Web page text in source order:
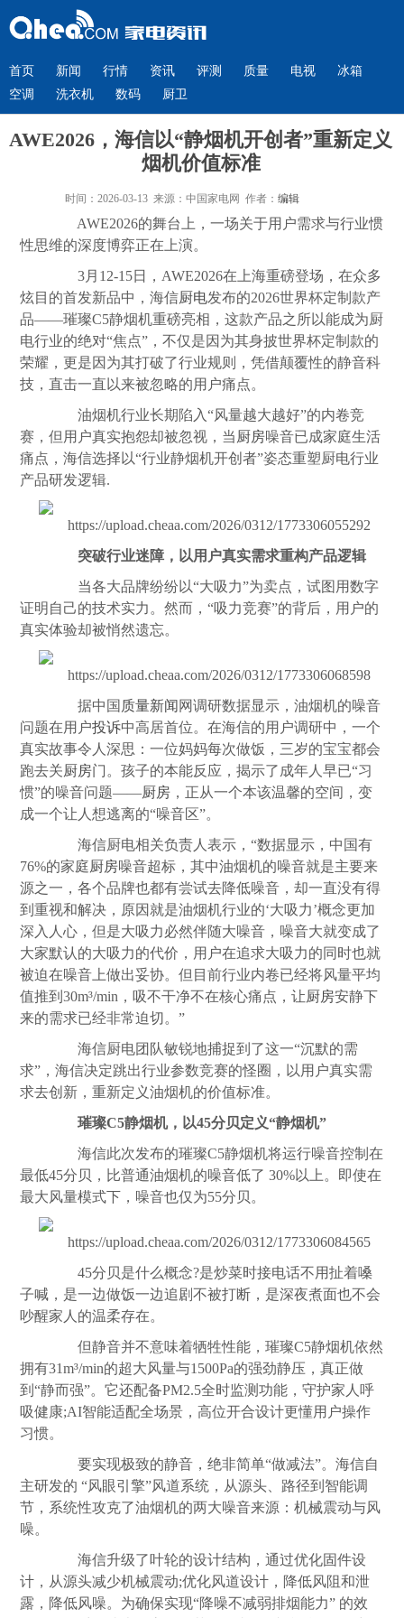
首页 新闻 行情 资讯 评测 质量 电视
冰箱
空调
洗衣机 数码 厨卫
AWE2026，海信以“静烟机开创者”重新定义
烟机价值标准
时间：2026-03-13 来源：中国家电网 作者： 编辑
AWE2026的舞台上，一场关于用户需求与行业惯
性思维的深度博弈正在上演。
3月12-15日，AWE2026在上海重磅登场，在众多
炫目的首发新品中，海信厨电发布的2026世界杯定制款产
品——璀璨C5静烟机重磅亮相，这款产品之所以能成为厨
电行业的绝对“焦点”，不仅是因为其身披世界杯定制款的
荣耀，更是因为其打破了行业规则，凭借颠覆性的静音科
技，直击一直以来被忽略的用户痛点。
油烟机行业长期陷入“风量越大越好”的内卷竞
赛，但用户真实抱怨却被忽视，当 厨房噪音已成家庭生活
痛点，海信选择以“行业静烟机开创者”姿态重塑厨电行业
产品研发逻辑.
突破行业迷障，以用户真实需求重构产品逻辑
当各大品牌纷纷以“大吸力”为卖点，试图用数字
证明自己的技术实力。然而，“吸力竞赛”的背后，用户的
真实体验却被悄然遗忘。
据中国 质量新闻 网调研数据显示，油烟机的噪音
问题在用户投诉中高居首位。在海信的用户调研中，一个
真实故事令人深思：一位妈妈每次做饭，三岁的宝宝都会
跑去关厨房门。孩子的本能反应，揭示了成年人早已“习
惯”的噪音问题——厨房 ，正从一个本该温馨的空间，变
成一个让人想逃离的“噪音区”。
海信厨电相关负责人表示，“数据显示，中国有
76%的家庭厨房噪音超标，其中油烟机的噪音就是主要来
源之一，各个品牌也都有尝试去降低噪音，却一直没有得
到重视和解决，原因就是油烟机行业的‘大吸力’概念更加
深入人心，但是大吸力必然伴随大噪音，噪音大就变成了
大家默认的大吸力的代价，用户在追求大吸力的同时也就
被迫在噪音上做出妥协。但目前行业内卷已经将风量平均
值推到30m³/min，吸不干净不在核心痛点，让厨房安静下
来的需求已经非常迫切。”
海信厨电团队敏锐地捕捉到了这一“沉默的需
求”，海信决定跳出行业参数竞赛的怪圈，以用户真实需
求去创新，重新定义油烟机的价值标准。
璀璨C5静烟机，以45分贝定义“静烟机”
海信此次发布的璀璨C5静烟机将运行噪音控制在
最低45分贝，比普通油烟机的噪音低了 30%以上。即使在
最大风量模式下，噪音也仅为55分贝。
45分贝是什么概念?是炒菜时接电话不用扯着嗓
子喊，是一边做饭一边追剧不被打断，是深夜煮面也不会
吵醒家人的温柔存在。
但静音并不意味着牺牲性能，璀璨C5静烟机依然
拥有31m³/min的超大风量与1500Pa的强劲静压，真正做
到“静而强”。它还配备PM2.5全时监测功能，守护家人呼
吸健康;AI智能适配全场景，高位开合设计更懂用户操作
习惯。
要实现极致的静音，绝非简单“做减法”。海信自
主研发的 “风眼引擎”风道系统，从源头、路径到智能调
节，系统性攻克了油烟机的两大噪音来源：机械震动与风
噪。
海信升级了叶轮的设计结构，通过优化固件设
计，从源头减少机械震动;优化风道设计，降低风阻和泄
露，降低风噪。为确保实现“降噪不减弱排烟能力” 的效